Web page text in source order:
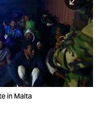
in Malta